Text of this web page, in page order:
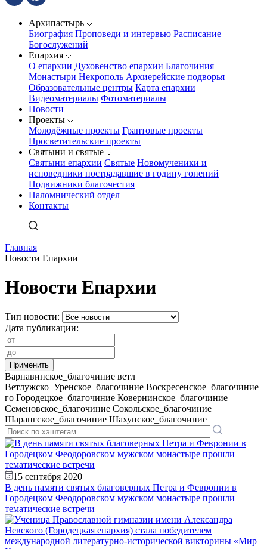
Архипастырь
Биография Проповеди и интервью Расписание
Богослужений
Епархия
О епархии Духовенство епархии Благочиния
Монастыри Некрополь Архиерейские подворья
Образовательные центры Карта епархии
Видеоматериалы Фотоматериалы
Новости
Проекты
Молодёжные проекты Грантовые проекты
Просветительские проекты
Святыни и святые
Святыни епархии Святые Новомученики и
исповедники пострадавшие в годину гонений
Подвижники благочестия
Паломнический отдел
Контакты
Главная
Новости Епархии
Новости Епархии
Тип новости:
Дата публикации:
Варнавинское_благочиние ветл
Ветлужско_Уренское_благочиние Воскресенское_благочиние
го Городецкое_благочиние Ковернинское_благочиние
Семеновское_благочиние Сокольское_благочиние
Шарангское_благочиние Шахунское_благочиние
15 сентября 2020
В день памяти святых благоверных Петра и Февронии в
Городецком Феодоровском мужском монастыре прошли
тематические встречи